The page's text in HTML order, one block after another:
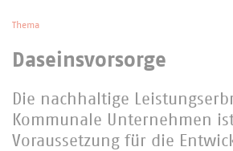
Thema
Daseinsvorsorge
Die nachhaltige
Kommunale Unternehmen
Voraussetzung für die